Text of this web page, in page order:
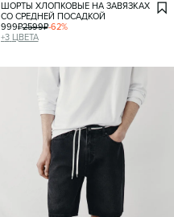
ШОРТЫ ХЛОПКОВЫЕ НА ЗАВЯЗКАХ
СО СРЕДНЕЙ ПОСАДКОЙ
999₽2599₽-62%
+3 ЦВЕТА